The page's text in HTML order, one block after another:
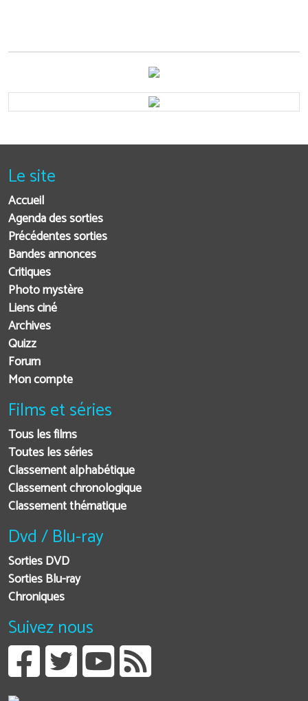
Le site
Accueil
Agenda des sorties
Précédentes sorties
Bandes annonces
Critiques
Photo mystère
Liens ciné
Archives
Quizz
Forum
Mon compte
Films et séries
Tous les films
Toutes les séries
Classement alphabétique
Classement chronologique
Classement thématique
Dvd / Blu-ray
Sorties DVD
Sorties Blu-ray
Chroniques
Suivez nous